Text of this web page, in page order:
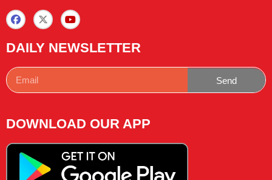
DAILY NEWSLETTER
Send
DOWNLOAD OUR APP